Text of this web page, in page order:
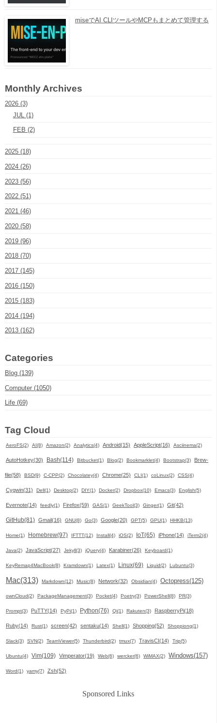
miseでAI CLIツールやMCPもまとめて管理する
Monthly Archives
2026 (3)
JUL (1)
FEB (2)
2025 (18)
2024 (26)
2023 (56)
2022 (51)
2021 (46)
2020 (58)
2019 (96)
2018 (70)
2017 (145)
2016 (150)
2015 (183)
2014 (194)
2013 (162)
Categories
Blog (139)
Computer (1050)
Life (69)
Tag Cloud
AeroFS(2) AI(8) Amazon(2) Analytics(4) Android(15) AppleScript(16) Asciinema(2)
AutoHotkey(30) Bash(114) Bitbucket(1) Blog(2) Bookmarklet(4) Bootstrap(3) Brew-
file(58) BSD(9) C-CPP(2) Chocolatey(4) Chrome(25) CLI(1) coLinux(2) CSS(4)
Cygwin(31) Dell(1) Desktop(2) DIY(1) Docker(2) Dropbox(10) Emacs(3) English(5)
Evernote(14) feedly(1) Firefox(59) GAS(1) GeekTool(3) Ginger(1) Git(42)
GitHub(81) Gmail(16) GNU(8) Go(3) Google(20) GPT(5) GPU(1) HHKB(13)
Home(1) Homebrew(97) IFTTT(12) Install(4) iOS(2) IoT(65) iPhone(14) iTerm2(4)
Java(2) JavaScript(27) Jekyll(3) jQuery(4) Karabiner(26) Keyboard(1)
KeyRemap4MacBook(8) Kramdown(1) Latex(1) Linux(69) Liquid(2) Lubuntu(3)
Mac(313) Markdown(12) Music(8) Network(32) Obsidian(4) Octopress(125)
ownCloud(2) PackageManagement(3) Pocket(4) Poetry(3) PowerShell(8) PR(3)
Prompt(3) PuTTY(14) PyPi(1) Python(76) Qi(1) Rakuten(3) RaspberryPi(18)
Ruby(14) Rust(1) screen(42) sentaku(14) Shell(1) Shopping(52) Shoppiong(1)
Slack(3) SVN(2) TeamViewer(5) Thunderbird(2) tmux(7) TravisCI(14) Trip(5)
Ubuntu(4) Vim(109) Vimperator(19) Web(6) wercker(6) WiMAX(2) Windows(157)
Word(1) yamy(7) Zsh(52)
Sponsored Links